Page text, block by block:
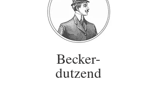
Becker-
dutzend